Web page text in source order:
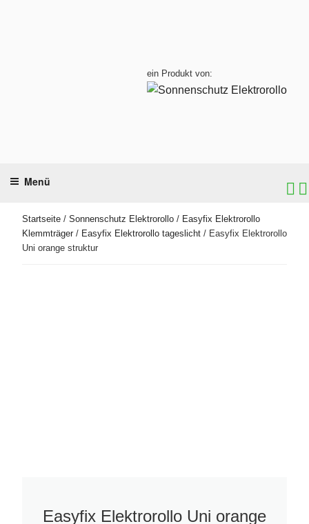
ein Produkt von:
Menü
Startseite / Sonnenschutz Elektrorollo / Easyfix Elektrorollo
Klemmträger / Easyfix Elektrorollo tageslicht / Easyfix Elektrorollo
Uni orange struktur
Easyfix Elektrorollo Uni orange